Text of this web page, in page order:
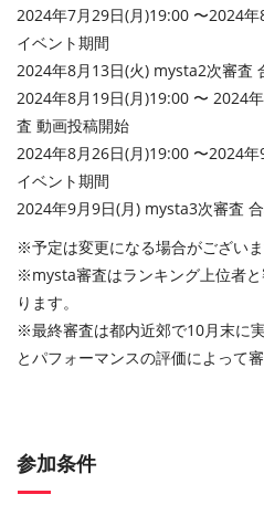
2024年7⽉29⽇(⽉)19:00 〜2024
イベント期間
2024年8⽉13⽇(火) mysta2次審査
2024年8⽉19⽇(⽉)19:00 〜 2024
査 動画投稿開始
2024年8⽉26⽇(⽉)19:00 〜2024
イベント期間
2024年9⽉9⽇(⽉) mysta3次審査
※予定は変更になる場合がござい
※mysta審査はランキング上位者
ります。
※最終審査は都内近郊で10月末に
とパフォーマンスの評価によって
参加条件